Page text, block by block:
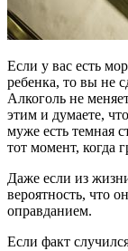
Если у вас есть
ребенка, то вы не
Алкоголь не
этим и думаете,
муже есть темная
тот момент, когда
Даже если из
вероятность, что
оправданием.
Если факт